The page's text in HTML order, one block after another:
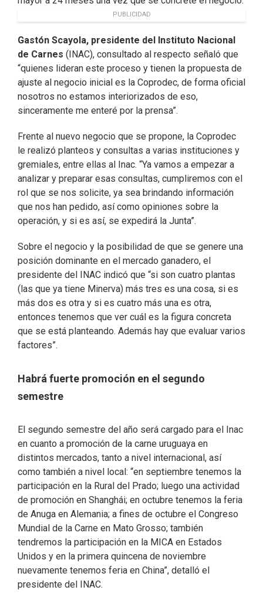
PUBLICIDAD
Gastón Scayola, presidente del Instituto Nacional
de Carnes (INAC), consultado al respecto señaló que
“quienes lideran este proceso y tienen la propuesta de
ajuste al negocio inicial es la Coprodec, de forma oficial
nosotros no estamos interiorizados de eso,
sinceramente me enteré por la prensa”.
Frente al nuevo negocio que se propone, la Coprodec
le realizó planteos y consultas a varias instituciones y
gremiales, entre ellas al Inac. “Ya vamos a empezar a
analizar y preparar esas consultas, cumpliremos con el
rol que se nos solicite, ya sea brindando información
que nos han pedido, así como opiniones sobre la
operación, y si es así, se expedirá la Junta”.
Sobre el negocio y la posibilidad de que se genere una
posición dominante en el mercado ganadero, el
presidente del INAC indicó que “si son cuatro plantas
(las que ya tiene Minerva) más tres es una cosa, si es
más dos es otra y si es cuatro más una es otra,
entonces tenemos que ver cuál es la figura concreta
que se está planteando. Además hay que evaluar varios
factores”.
Habrá fuerte promoción en el segundo
semestre
El segundo semestre del año será cargado para el Inac
en cuanto a promoción de la carne uruguaya en
distintos mercados, tanto a nivel internacional, así
como también a nivel local: “en septiembre tenemos la
participación en la Rural del Prado; luego una actividad
de promoción en Shanghái; en octubre tenemos la feria
de Anuga en Alemania; a fines de octubre el Congreso
Mundial de la Carne en Mato Grosso; también
tendremos la participación en la MICA en Estados
Unidos y en la primera quincena de noviembre
nuevamente tenemos feria en China”, detalló el
presidente del INAC.